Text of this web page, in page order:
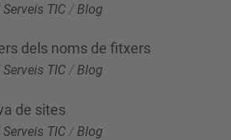
Serveis TIC / Blog
dels noms de fitxers
Serveis TIC /Blog
de sites
Serveis TIC / Blog